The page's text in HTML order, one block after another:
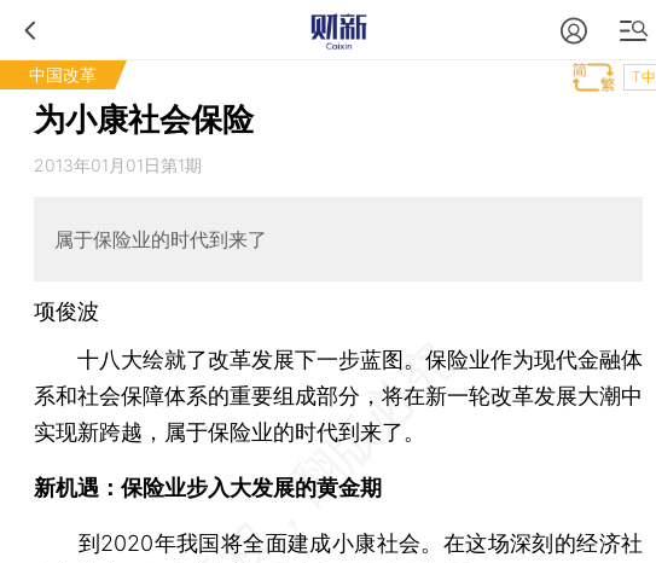
中国改革 T中
为小康社会保险
2013年01月01日第1期
属于保险业的时代到来了
项俊波
十八大绘就了改革发展下一步蓝图。保险业作为现代金融体
系和社会保障体系的重要组成部分，将在新一轮改革发展大潮中
实现新跨越，属于保险业的时代到来了。
新机遇：保险业步入大发展的黄金期
到2020年我国将全面建成小康社会。在这场深刻的经济社